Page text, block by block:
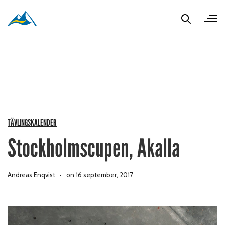
TÄVLINGSKALENDER
Stockholmscupen, Akalla
Andreas Enqvist on 16 september, 2017